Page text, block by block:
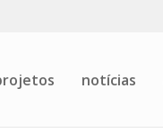
notícias